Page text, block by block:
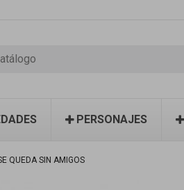
PERSONAJES
QUEDA SIN AMIGOS